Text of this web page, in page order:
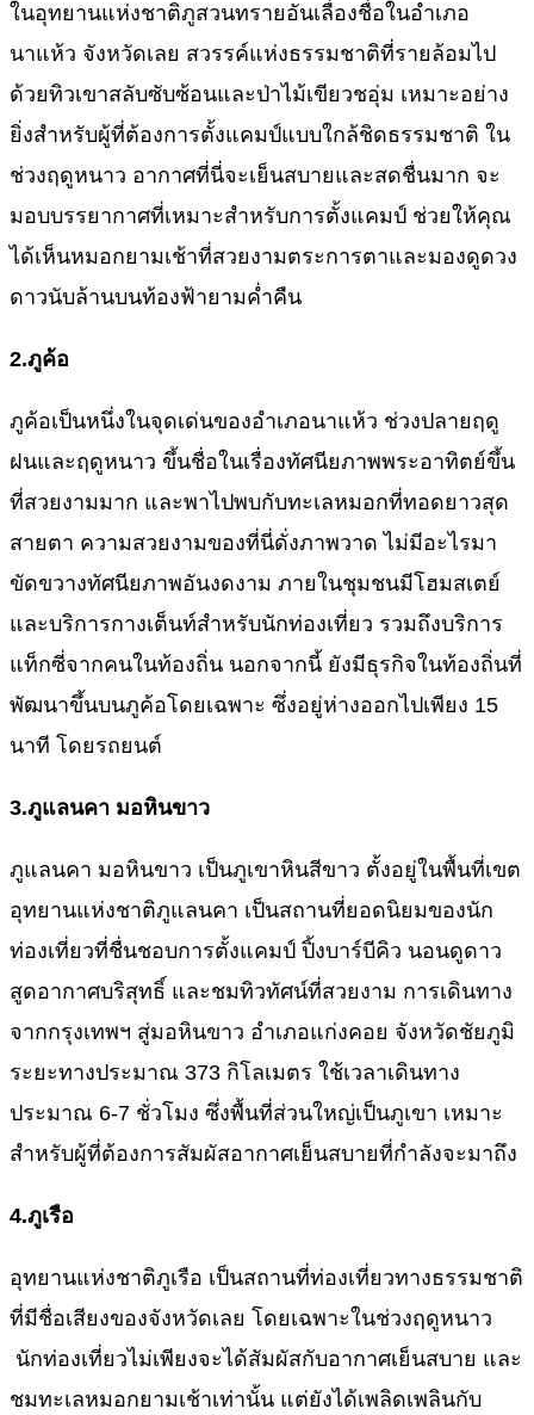
ในอุทยานแห่งชาติภูสวนทรายอันเลื่องชื่อในอำเภอ
นาแห้ว จังหวัดเลย สวรรค์แห่งธรรมชาติที่รายล้อมไป
ด้วยทิวเขาสลับซับซ้อนและป่าไม้เขียวชอุ่ม เหมาะอย่าง
ยิ่งสำหรับผู้ที่ต้องการตั้งแคมป์แบบใกล้ชิดธรรมชาติ ใน
ช่วงฤดูหนาว อากาศที่นี่จะเย็นสบายและสดชื่นมาก จะ
มอบบรรยากาศที่เหมาะสำหรับการตั้งแคมป์ ช่วยให้คุณ
ได้เห็นหมอกยามเช้าที่สวยงามตระการตาและมองดูดวง
ดาวนับล้านบนท้องฟ้ายามค่ำคืน
2.ภูค้อ
ภูค้อเป็นหนึ่งในจุดเด่นของอำเภอนาแห้ว ช่วงปลายฤดู
ฝนและฤดูหนาว ขึ้นชื่อในเรื่องทัศนียภาพพระอาทิตย์ขึ้น
ที่สวยงามมาก และพาไปพบกับทะเลหมอกที่ทอดยาวสุด
สายตา ความสวยงามของที่นี่ดั่งภาพวาด ไม่มีอะไรมา
ขัดขวางทัศนียภาพอันงดงาม ภายในชุมชนมีโฮมสเตย์
และบริการกางเต็นท์สำหรับนักท่องเที่ยว รวมถึงบริการ
แท็กซี่จากคนในท้องถิ่น นอกจากนี้ ยังมีธุรกิจในท้องถิ่นที่
พัฒนาขึ้นบนภูค้อโดยเฉพาะ ซึ่งอยู่ห่างออกไปเพียง 15
นาที โดยรถยนต์
3.ภูแลนคา มอหินขาว
ภูแลนคา มอหินขาว เป็นภูเขาหินสีขาว ตั้งอยู่ในพื้นที่เขต
อุทยานแห่งชาติภูแลนคา เป็นสถานที่ยอดนิยมของนัก
ท่องเที่ยวที่ชื่นชอบการตั้งแคมป์ ปิ้งบาร์บีคิว นอนดูดาว
สูดอากาศบริสุทธิ์ และชมทิวทัศน์ที่สวยงาม การเดินทาง
จากกรุงเทพฯ สู่มอหินขาว อำเภอแก่งคอย จังหวัดชัยภูมิ
ระยะทางประมาณ 373 กิโลเมตร ใช้เวลาเดินทาง
ประมาณ 6-7 ชั่วโมง ซึ่งพื้นที่ส่วนใหญ่เป็นภูเขา เหมาะ
สำหรับผู้ที่ต้องการสัมผัสอากาศเย็นสบายที่กำลังจะมาถึง
4.ภูเรือ
อุทยานแห่งชาติภูเรือ เป็นสถานที่ท่องเที่ยวทางธรรมชาติ
ที่มีชื่อเสียงของจังหวัดเลย โดยเฉพาะในช่วงฤดูหนาว
นักท่องเที่ยวไม่เพียงจะได้สัมผัสกับอากาศเย็นสบาย และ
ชมทะเลหมอกยามเช้าเท่านั้น แต่ยังได้เพลิดเพลินกับ